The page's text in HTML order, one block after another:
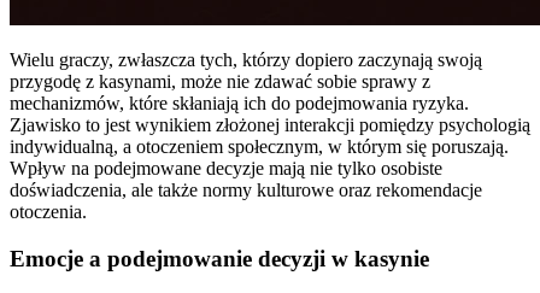
Wielu graczy, zwłaszcza tych, którzy dopiero zaczynają swoją
przygodę z kasynami, może nie zdawać sobie sprawy z
mechanizmów, które skłaniają ich do podejmowania ryzyka.
Zjawisko to jest wynikiem złożonej interakcji pomiędzy psychologią
indywidualną, a otoczeniem społecznym, w którym się poruszają.
Wpływ na podejmowane decyzje mają nie tylko osobiste
doświadczenia, ale także normy kulturowe oraz rekomendacje
otoczenia.
Emocje a podejmowanie decyzji w kasynie